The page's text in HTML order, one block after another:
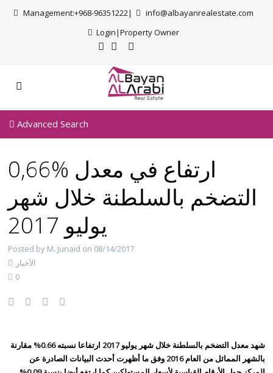
Management:+968-96351222|
info@albayanrealestate.com
Login|Property Owner
Advanced Search
0,66% ارتفاع في معدل
التضخم بالسلطنة خلال شهر
يوليو 2017
Posted by M. Junaid on 08/14/2017
الأخبار
0
شهد معدل التضخم بالسلطنة خلال شهر يوليو 2017 ارتفاعا نسبته 0.66% مقارنة
بالشهر المماثل من العام 2016 وفق ما أظهرت أحدث البيانات الصادرة عن